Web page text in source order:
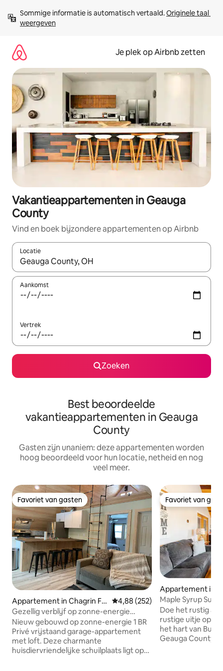
direct
naar
Sommige informatie is automatisch vertaald. Originele taal
weergeven
Je plek op Airbnb zetten
Vakantieappartementen in Geauga
County
Vind en boek bijzondere appartementen op Airbnb
Locatie
Wanneer er resultaten beschikbaar zijn, maak je een keuze
Aankomst
Vertrek
Zoeken
Best beoordeelde
vakantieappartementen in Geauga
County
Gasten zijn unaniem: deze appartementen worden
hoog beoordeeld voor hun locatie, netheid en nog
veel meer.
Favoriet van gasten
Favoriet van gasten
Appartement in Chagrin Fal
ls
Gemiddelde beoordeling van
4,88 (252)
Gezellig verblijf op zonne-energie
(huisdiervriendelijk)
Nieuw gebouwd op zonne-energie 1 BR
Privé vrijstaand garage-appartement
met loft. Deze charmante
huisdiervriendelijke schuilplaats ligt op
Favoriet van
Favoriet van
Appartement in
Maple Syrup
appartement
Doe het rustig
rustige uitje op
het hart van
Geauga County